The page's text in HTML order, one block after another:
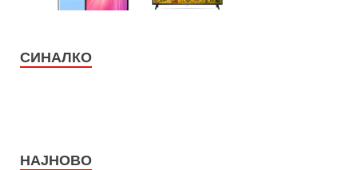
СИНАЛКО
НАЈНОВО